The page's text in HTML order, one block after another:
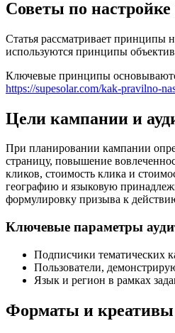
Советы по
Статья рассматривает принципы
используются принципы
Ключевые принципы
https://supesolar.com/kak-pravilno-
Цели кампании и
При планировании кампании
страницу, повышение
кликов, стоимость клика и
географию и языковую
формулировку призыва к
Ключевые параметры
Подписчики тематических
Пользователи,
Язык и регион в рамках
Форматы и креативы